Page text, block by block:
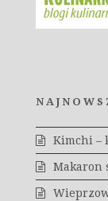
Kimchi –
Makaron